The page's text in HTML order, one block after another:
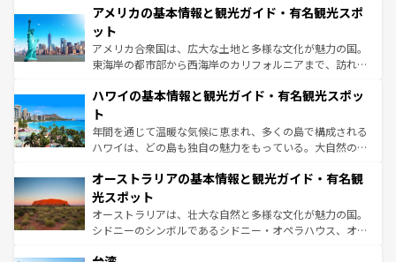
ンツ一覧を参照してほしい。
の建物がそのまま残る町や、スイスならではのユニークな
博物館もあり、アルプス観光だけでなく町歩きも満喫する
ことができる。国民の所得が高いため物価も高いが、旅行
者向けの交通パス提供のサービスもあり、うまく活用すれ
着のスイス情報はコンテンツ一覧を参照してほしい。
アメリカの基本情報と観光ガイド・有名観光スポ
ット
アメリカ合衆国は、広大な土地と多様な文化が魅力の国。
東海岸の都市部から西海岸のカリフォルニアまで、訪れる
のような巨大都市は、観光、ショッピング、エンターテイ
ンメントが詰まった刺激的なスポットだ。一方、アメリカ
西部には大自然が広がり、グランドキャニオンやイエロー
ストーン国立公園といった絶景が堪能できる。さらに、南
文化が魅力。旅行者はアメリカの各地域で異なる魅力を楽
しみながら、その多様性と豊かな歴史を感じることができ
るだろう。車でのロードトリップや列車の旅も、アメリカ
ならではの贅沢な旅のスタイルだ。 なお、新着のアメリカ
情報は コンテンツ一覧 を参照してほしい。
ハワイの基本情報と観光ガイド・有名観光スポッ
ト
年間を通じて温暖な気候に恵まれ、多くの島で構成される
ハワイは、どの島も独自の魅力をもっている。大自然の神
ワイ島は見逃せない。また、定番の観光地といえばオアフ
島だが、静かな自然を求めるならマウイ島やカウアイ島が
おすすめ。エメラルドグリーンに輝く海をはじめ、豊かな
文化や歴史が息づいている。「アロハスピリット」と呼ば
人々、おいしいローカルフードやハワイアンミュージッ
オーストラリアの基本情報と観光ガイド・有名観
光スポット
オーストラリアは、壮大な自然と多様な文化が魅力の国。
シドニーのシンボルであるシドニー・オペラハウス、オー